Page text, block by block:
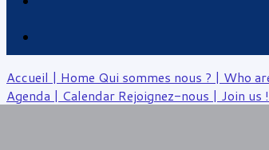
Accueil | Home Qui sommes nous ? | Who
Agenda | Calendar Rejoignez-nous | Join us !